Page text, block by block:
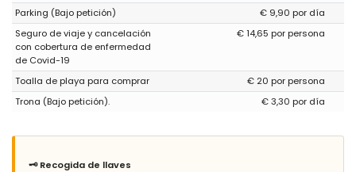
- 8,3
Parejas mayores - Julio 2022 - Francia :
(Texto original)
Appartement très bien décoré avec tout le standing souhaité
(Traducido por Google)
Apartamento muy bien decorado con todo el estándar
Parking (Bajo petición)
€ 9,90 por día
Seguro de viaje y cancelación
con cobertura de enfermedad
de Covid-19
€ 14,65 por persona
Toalla de playa para comprar
€ 20 por persona
Trona (Bajo petición).
€ 3,30 por día
🗝️ Recogida de llaves